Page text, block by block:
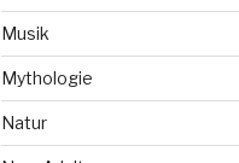
Musik
Mythologie
Natur